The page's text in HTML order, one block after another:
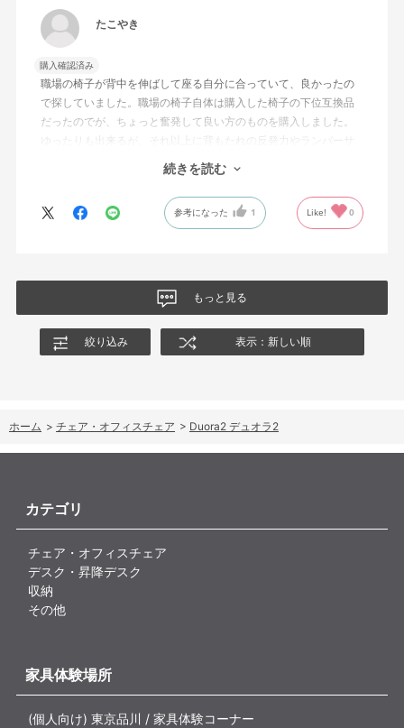
たこやき
購入確認済み
職場の椅子が背中を伸ばして座る自分に合っていて、良かったの
で探していました。職場の椅子自体は購入した椅子の下位互換品
だったのでが、ちょっと奮発して良い方のものを購入しました。
ゆったりも出来るが、それ以上に背もたれの反発力やランバーサ
ポートを突き出したり出来るので、モニターに向かわす方にも力
が入っていて仕事をするにはすごく良い椅子でした。
続きを読む
参考になった 1 Like! 0
もっと見る
絞り込み 表示：新しい順
ホーム > チェア・オフィスチェア > Duora2 デュオラ2
カテゴリ
チェア・オフィスチェア
デスク・昇降デスク
収納
その他
家具体験場所
(個人向け) 東京品川 / 家具体験コーナー